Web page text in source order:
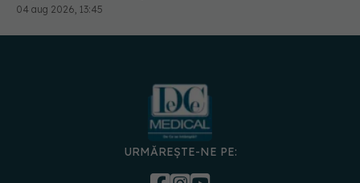
04 aug 2026, 13:45
URMĂREȘTE-NE PE: